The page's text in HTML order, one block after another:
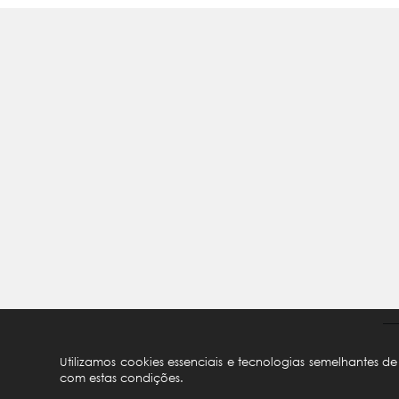
Utilizamos cookies essenciais e tecnologias semelhantes
com estas condições.